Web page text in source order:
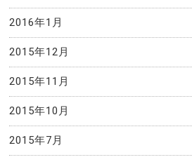
2016年1月
2015年12月
2015年11月
2015年10月
2015年7月